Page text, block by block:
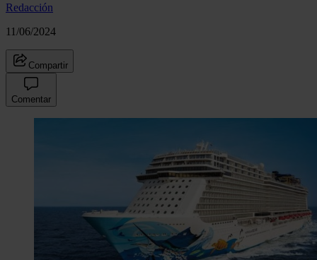
Redacción
11/06/2024
Compartir
Comentar